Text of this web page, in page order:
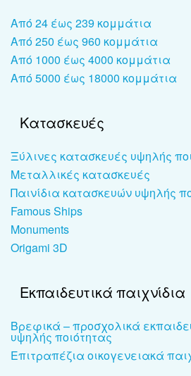
Από 24 έως 239 κομμάτια
Από 250 έως 960 κομμάτια
Από 1000 έως 4000 κομμάτια
Από 5000 έως 18000 κομμάτια
Κατασκευές
Ξύλινες κατασκευές υψηλής
Μεταλλικές κατασκευές
Παινίδια κατασκευών υψηλής
Famous Ships
Monuments
Origami 3D
Εκπαιδευτικά παιχνίδια
Βρεφικά – προσχολικά
υψηλής ποιότητας
Επιτραπέζια οικογενειακά